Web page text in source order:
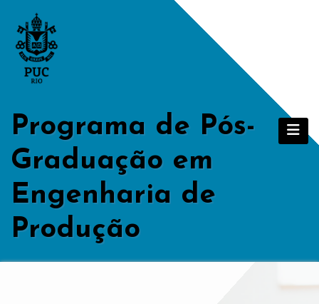
content
Programa de Pós-
Graduação em
Engenharia de
Produção